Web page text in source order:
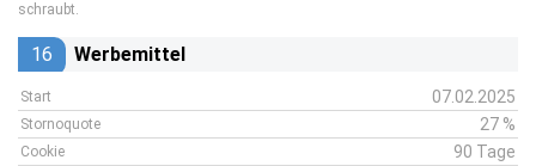
schraubt.
16 Werbemittel
Start 07.02.2025
Stornoquote 27 %
Cookie 90 Tage